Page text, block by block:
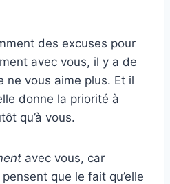
des excuses pour
avec vous, il y a de
ne vous aime plus. Et il
donne la priorité à
qu’à vous.
avec vous, car
que le fait qu’elle